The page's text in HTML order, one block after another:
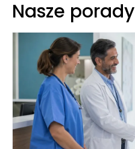
Nasze porady